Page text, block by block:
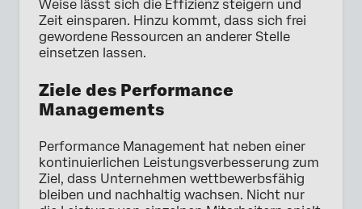
Weise lässt sich die Effizienz steigern und
Zeit einsparen. Hinzu kommt, dass sich frei
gewordene Ressourcen an anderer Stelle
einsetzen lassen.
Ziele des Performance
Managements
Performance Management hat neben einer
kontinuierlichen Leistungsverbesserung zum
Ziel, dass Unternehmen wettbewerbsfähig
bleiben und nachhaltig wachsen. Nicht nur